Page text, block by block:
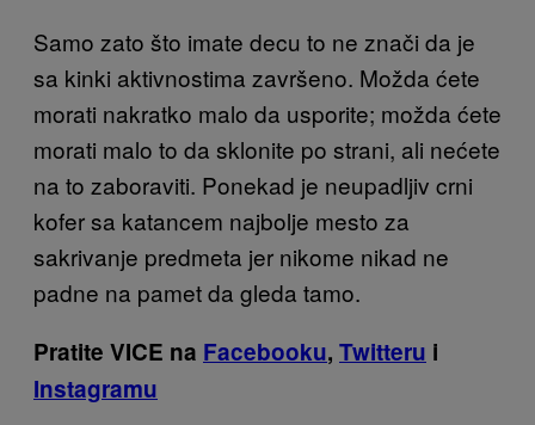
Samo zato što imate decu to ne znači da je
sa kinki aktivnostima završeno. Možda ćete
morati nakratko malo da usporite; možda ćete
morati malo to da sklonite po strani, ali nećete
na to zaboraviti. Ponekad je neupadljiv crni
kofer sa katancem najbolje mesto za
sakrivanje predmeta jer nikome nikad ne
padne na pamet da gleda tamo.
Pratite VICE na Facebooku, Twitteru i
Instagramu